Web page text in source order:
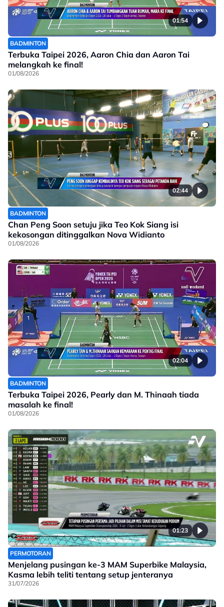
01:54
BADMINTON
Terbuka Taipei 2026, Aaron Chia dan Aaron Tai
melangkah ke final!
01/08/2026
02:44
BADMINTON
Chan Peng Soon setuju jika Teo Kok Siang isi
kekosongan ditinggalkan Nova Widianto
01/08/2026
02:04
BADMINTON
Terbuka Taipei 2026, Pearly dan M. Thinaah tiada
masalah ke final!
01/08/2026
01:23
PERMOTORAN
Menjelang pusingan ke-3 MAM Superbike Malaysia,
Kasma lebih teliti tentang setup jenteranya
31/07/2026